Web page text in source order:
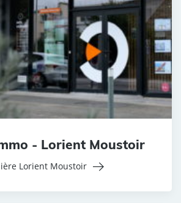
- Lorient Moustoir
Lorient Moustoir